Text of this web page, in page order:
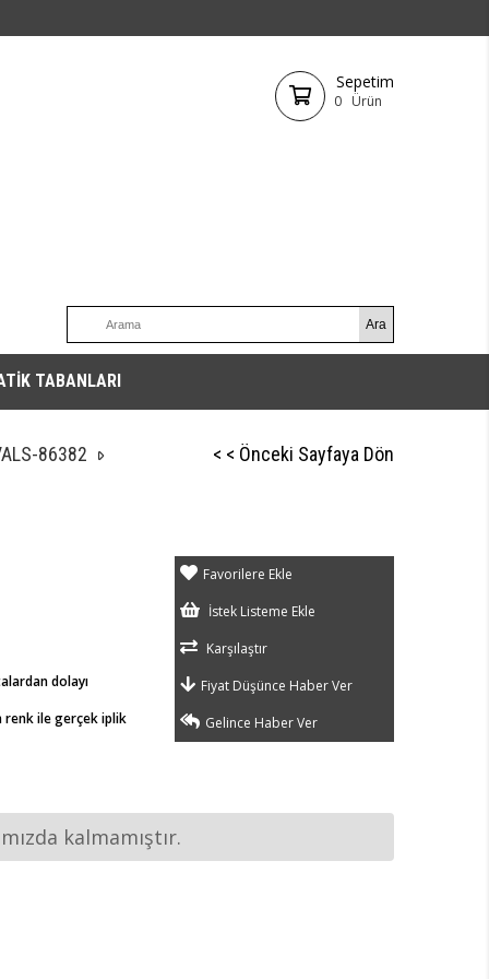
Sepetim
0 Ürün
TABANLARI
86382 < < Önceki Sayfaya Dön
dolayı
renk ile gerçek iplik
Favorilere Ekle
İstek Listeme Ekle
Karşılaştır
Fiyat Düşünce Haber Ver
Gelince Haber Ver
kalmamıştır.